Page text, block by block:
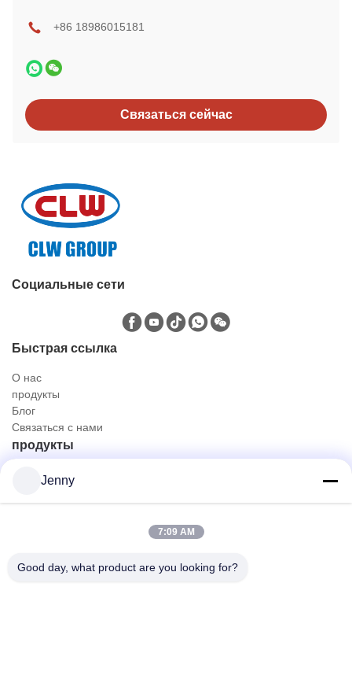
+86 18986015181
Связаться сейчас
Социальные сети
Быстрая ссылка
О нас
продукты
Блог
Связаться с нами
продукты
Нефтяной и газовый грузовик
Санитарный грузовик
Гражданский внедорожник
Грузовик для перевозки сельскохозяйственных животных,
животных и продуктов питания
с тележки дороги
Jenny
7:09 AM
Good day, what product are you looking for?